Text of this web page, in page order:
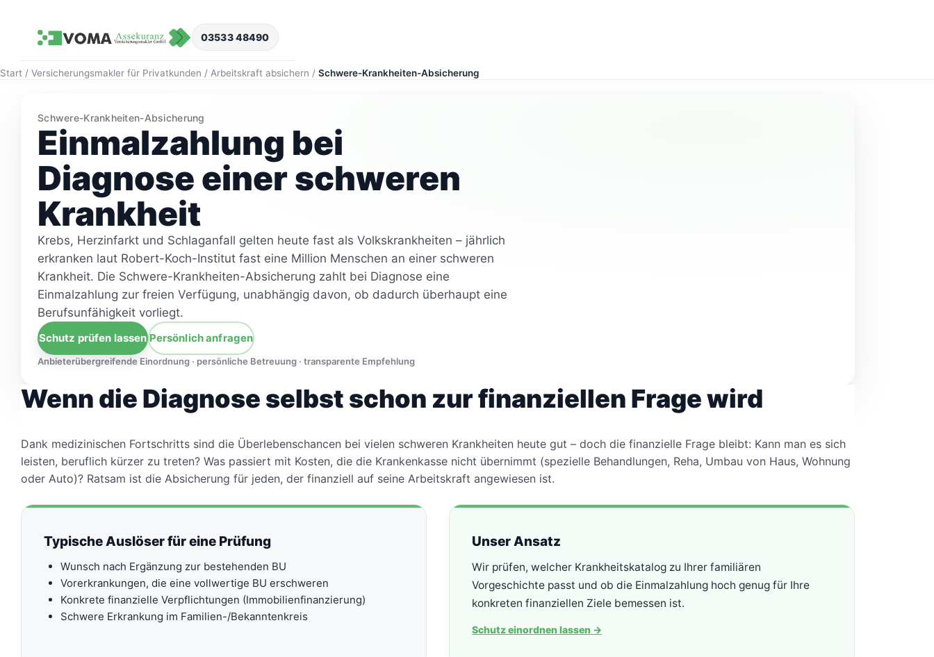
springen
03533 48490
Start / Versicherungsmakler für Privatkunden / Arbeitskraft absichern / Schwere-Krankheiten-Absicherung
Schwere-Krankheiten-Absicherung
Einmalzahlung bei
Diagnose einer schweren
Krankheit
Krebs, Herzinfarkt und Schlaganfall gelten heute fast als Volkskrankheiten – jährlich
erkranken laut Robert-Koch-Institut fast eine Million Menschen an einer schweren
Krankheit. Die Schwere-Krankheiten-Absicherung zahlt bei Diagnose eine
Einmalzahlung zur freien Verfügung, unabhängig davon, ob dadurch überhaupt eine
Berufsunfähigkeit vorliegt.
Schutz prüfen lassenPersönlich anfragen
Anbieterübergreifende Einordnung · persönliche Betreuung · transparente Empfehlung
Wenn die Diagnose selbst schon zur finanziellen Frage wird
Dank medizinischen Fortschritts sind die Überlebenschancen bei vielen schweren Krankheiten heute gut – doch die finanzielle Frage bleibt: Kann man es sich
leisten, beruflich kürzer zu treten? Was passiert mit Kosten, die die Krankenkasse nicht übernimmt (spezielle Behandlungen, Reha, Umbau von Haus, Wohnung
oder Auto)? Ratsam ist die Absicherung für jeden, der finanziell auf seine Arbeitskraft angewiesen ist.
Typische Auslöser für eine Prüfung
Wunsch nach Ergänzung zur bestehenden BU
Vorerkrankungen, die eine vollwertige BU erschweren
Konkrete finanzielle Verpflichtungen (Immobilienfinanzierung)
Schwere Erkrankung im Familien-/Bekanntenkreis
Unser Ansatz
Wir prüfen, welcher Krankheitskatalog zu Ihrer familiären
Vorgeschichte passt und ob die Einmalzahlung hoch genug für Ihre
konkreten finanziellen Ziele bemessen ist.
Schutz einordnen lassen →